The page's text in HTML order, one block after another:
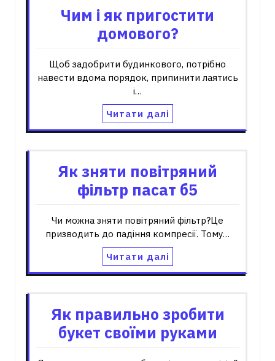
Чим і як пригостити
домового?
Щоб задобрити будинкового, потрібно
навести вдома порядок, припинити лаятись
і…
Читати далі
Як зняти повітряний
фільтр пасат б5
Чи можна зняти повітряний фільтр?Це
призводить до падіння компресії. Тому…
Читати далі
Як правильно зробити
букет своїми руками